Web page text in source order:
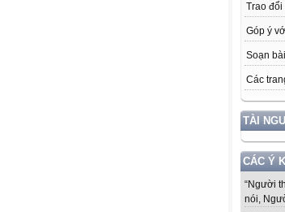
Trao
Góp ý
Soạn
Các
TÀI
CÁC Ý
“Người
nói,